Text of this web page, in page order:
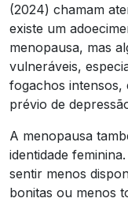
(2024) chamam
existe um
menopausa, mas
vulneráveis,
fogachos intensos,
prévio de
A menopausa
identidade
sentir menos
bonitas ou menos